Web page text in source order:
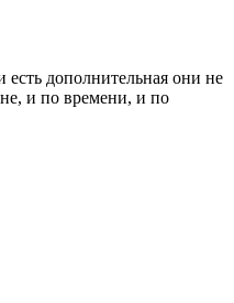
есть дополнительная они не
и по времени, и по